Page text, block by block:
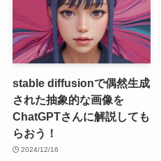
stable diffusionで偶然生成
された抽象的な画像を
ChatGPTさんに解説しても
らおう！
2024/12/16